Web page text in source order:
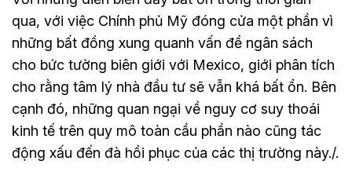
qua, với việc Chính phủ Mỹ đóng cửa một phần vì
những bất đồng xung quanh vấn đề ngân sách
cho bức tường biên giới với Mexico, giới phân tích
cho rằng tâm lý nhà đầu tư sẽ vẫn khá bất ổn. Bên
cạnh đó, những quan ngại về nguy cơ suy thoái
kinh tế trên quy mô toàn cầu phần nào cũng tác
động xấu đến đà hồi phục của các thị trường này./.